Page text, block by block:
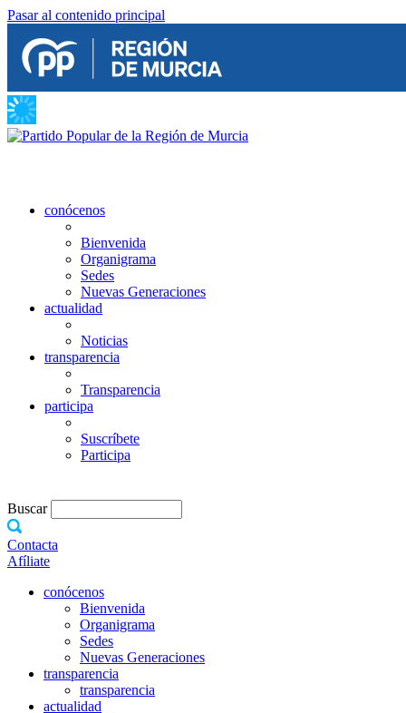
Pasar al contenido principal
conócenos
Bienvenida
Organigrama
Sedes
Nuevas Generaciones
actualidad
Noticias
transparencia
Transparencia
participa
Suscríbete
Participa
Buscar
Contacta
Afíliate
conócenos
Bienvenida
Organigrama
Sedes
Nuevas Generaciones
transparencia
transparencia
actualidad